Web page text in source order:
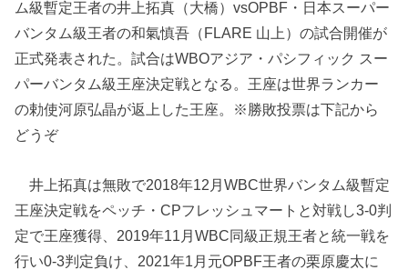
ム級暫定王者の井上拓真（大橋）vsOPBF・日本スーパー
バンタム級王者の和氣慎吾（FLARE 山上）の試合開催が
正式発表された。試合はWBOアジア・パシフィック スー
パーバンタム級王座決定戦となる。王座は世界ランカー
の勅使河原弘晶が返上した王座。※勝敗投票は下記から
どうぞ
井上拓真は無敗で2018年12月WBC世界バンタム級暫定
王座決定戦をペッチ・CPフレッシュマートと対戦し3-0判
定で王座獲得、2019年11月WBC同級正規王者と統一戦を
行い0-3判定負け、2021年1月元OPBF王者の栗原慶太に